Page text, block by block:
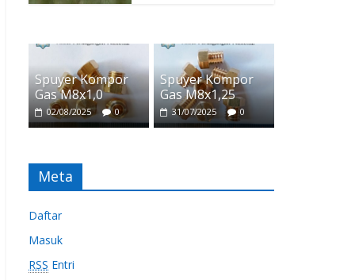
Spuyer Kompor
Gas M8x1,0
02/08/2025 0
Spuyer Kompor
Gas M8x1,25
31/07/2025 0
Meta
Daftar
Masuk
RSS Entri